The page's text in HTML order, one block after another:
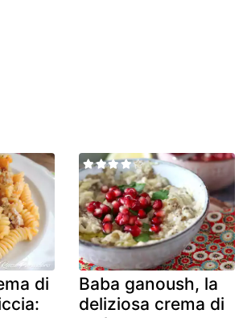
di
Baba ganoush, la
deliziosa crema di